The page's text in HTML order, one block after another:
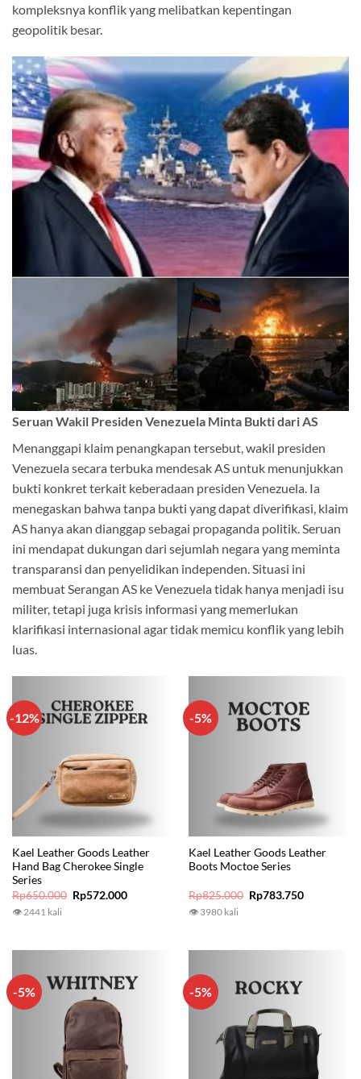
kompleksnya konflik yang melibatkan kepentingan
geopolitik besar.
Seruan Wakil Presiden Venezuela Minta Bukti dari AS
Menanggapi klaim penangkapan tersebut, wakil presiden
Venezuela secara terbuka mendesak AS untuk menunjukkan
bukti konkret terkait keberadaan presiden Venezuela. Ia
menegaskan bahwa tanpa bukti yang dapat diverifikasi, klaim
AS hanya akan dianggap sebagai propaganda politik. Seruan
ini mendapat dukungan dari sejumlah negara yang meminta
transparansi dan penyelidikan independen. Situasi ini
membuat Serangan AS ke Venezuela tidak hanya menjadi isu
militer, tetapi juga krisis informasi yang memerlukan
klarifikasi internasional agar tidak memicu konflik yang lebih
luas.
-12%
Kael Leather Goods Leather
Hand Bag Cherokee Single
Series
Rp650.000 Original
price
Rp572.000Current
👁 2441 kali
-5%
Kael Leather Goods Leather
Boots Moctoe Series
Rp825.000 Original
price
Rp783.750Current
👁 3980 kali
-5% -5%